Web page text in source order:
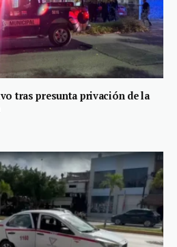
tras presunta privación de la